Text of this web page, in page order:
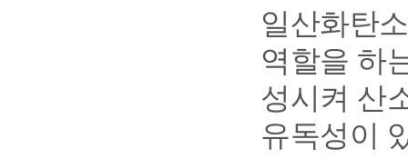
일산화탄
역할을 하
성시켜 산
유독성이